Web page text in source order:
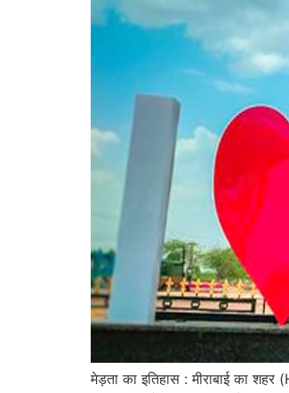
मेड़ता का इतिहास : मीराबाई का